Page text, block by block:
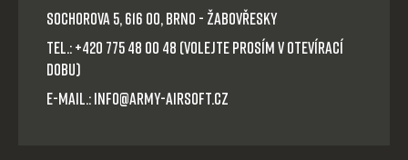
Sochorova 5, 616 00, Brno - Žabovřesky
Tel.: +420 775 48 00 48 (volejte prosím v otevírací
dobu)
E-mail.: info@army-airsoft.cz